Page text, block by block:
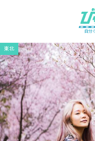
自分
東北